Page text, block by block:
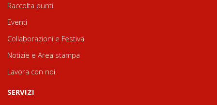
Raccolta punti
Eventi
Collaborazioni e Festival
Notizie e Area stampa
Lavora con noi
SERVIZI